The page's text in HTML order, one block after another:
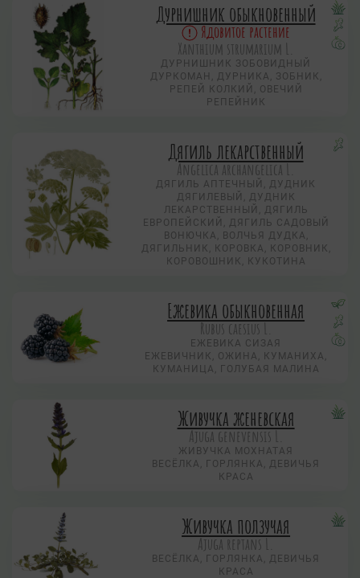
Дурнишник обыкновенный
Ядовитое растение
Xanthium strumarium L.
ДУРНИШНИК ЗОБОВИДНЫЙ
ДУРКОМАН, ДУРНИКА, ЗОБНИК,
РЕПЕЙ КОЛКИЙ, ОВЕЧИЙ
РЕПЕЙНИК
Дягиль лекарственный
Angelica archangelica L.
ДЯГИЛЬ АПТЕЧНЫЙ, ДУДНИК
ДЯГИЛЕВЫЙ, ДУДНИК
ЛЕКАРСТВЕННЫЙ, ДЯГИЛЬ
ЕВРОПЕЙСКИЙ, ДЯГИЛЬ САДОВЫЙ
ВОНЮЧКА, ВОЛЧЬЯ ДУДКА,
ДЯГИЛЬНИК, КОРОВКА, КОРОВНИК,
КОРОВОШНИК, КУКОТИНА
Ежевика обыкновенная
Rubus caesius L.
ЕЖЕВИКА СИЗАЯ
ЕЖЕВИЧНИК, ОЖИНА, КУМАНИХА,
КУМАНИЦА, ГОЛУБАЯ МАЛИНА
Живучка женевская
Ajuga genevensis L.
ЖИВУЧКА МОХНАТАЯ
ВЕСЁЛКА, ГОРЛЯНКА, ДЕВИЧЬЯ
КРАСА
Живучка ползучая
Аjuga reptans L.
ВЕСЁЛКА, ГОРЛЯНКА, ДЕВИЧЬЯ
КРАСА